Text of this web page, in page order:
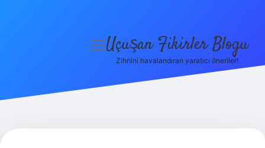
menüyü
Uçuşan Fikirler Blogu
Zihnini havalandıran yaratıcı öneriler!